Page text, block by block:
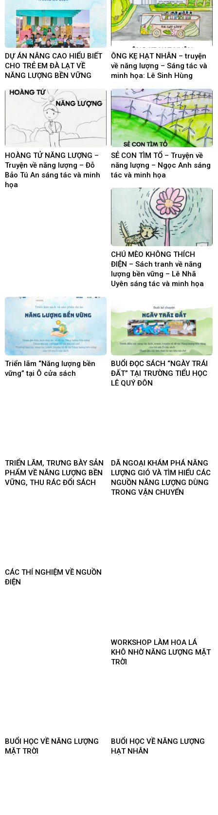
DỰ ÁN NÂNG CAO HIỂU BIẾT
CHO TRẺ EM ĐÀ LẠT VỀ
NĂNG LƯỢNG BỀN VỮNG
ÔNG KẸ HẠT NHÂN – truyện
về năng lượng – Sáng tác và
minh họa: Lê Sinh Hùng
HOÀNG TỬ NĂNG LƯỢNG –
Truyện về năng lượng – Đỗ
Bảo Tú An sáng tác và minh
họa
SẺ CON TÌM TỔ – Truyện về
năng lượng – Ngọc Anh sáng
tác và minh họa
CHÚ MÈO KHÔNG THÍCH
ĐIỆN – Sách tranh về năng
lượng bền vững – Lê Nhã
Uyên sáng tác và minh họa
Triển lãm “Năng lượng bền
vững” tại Ô cửa sách
BUỔI ĐỌC SÁCH “NGÀY TRÁI
ĐẤT” TẠI TRƯỜNG TIỂU HỌC
LÊ QUÝ ĐÔN
TRIỂN LÃM, TRƯNG BÀY SẢN
PHẨM VỀ NĂNG LƯỢNG BỀN
VỮNG, THU RÁC ĐỔI SÁCH
DÃ NGOẠI KHÁM PHÁ NĂNG
LƯỢNG GIÓ VÀ TÌM HIỂU CÁC
NGUỒN NĂNG LƯỢNG DÙNG
TRONG VẬN CHUYỂN
CÁC THÍ NGHIỆM VỀ NGUỒN
ĐIỆN
WORKSHOP LÀM HOA LÁ
KHÔ NHỜ NĂNG LƯỢNG MẶT
TRỜI
BUỔI HỌC VỀ NĂNG LƯỢNG
MẶT TRỜI
BUỔI HỌC VỀ NĂNG LƯỢNG
HẠT NHÂN